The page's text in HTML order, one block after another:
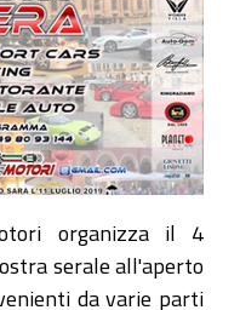
organizza il 4
serale all'aperto
da varie parti